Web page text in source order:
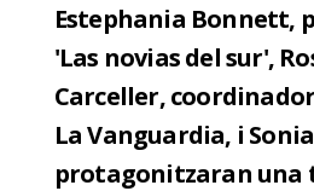
Estephania Bonnett,
'Las novias del sur',
Carceller,
La Vanguardia, i
protagonitzaran una